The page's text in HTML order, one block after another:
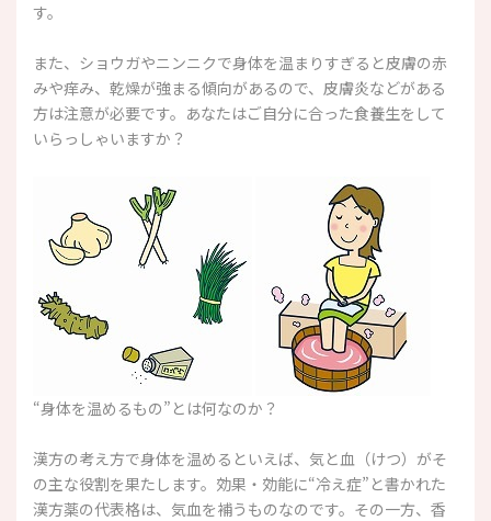
す。
また、ショウガやニンニクで身体を温まりすぎると皮膚の赤
みや痒み、乾燥が強まる傾向があるので、皮膚炎などがある
方は注意が必要です。あなたはご自分に合った食養生をして
いらっしゃいますか？
“身体を温めるもの”とは何なのか？
漢方の考え方で身体を温めるといえば、気と血（けつ）がそ
の主な役割を果たします。効果・効能に“冷え症”と書かれた
漢方薬の代表格は、気血を補うものなのです。その一方、香